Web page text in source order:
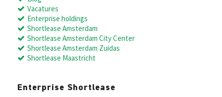
Vacatures
Enterprise holdings
Shortlease Amsterdam
Shortlease Amsterdam City Center
Shortlease Amsterdam Zuidas
Shortlease Maastricht
Enterprise Shortlease